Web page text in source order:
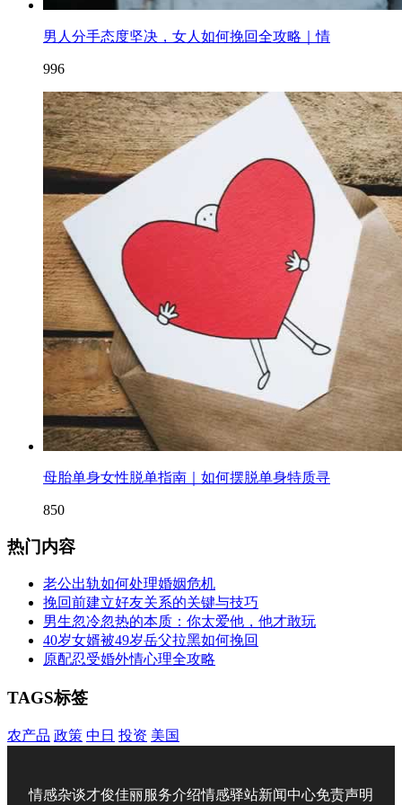
男人分手态度坚决，女人如何挽回全攻略｜情
996
母胎单身女性脱单指南｜如何摆脱单身特质寻
850
热门内容
老公出轨如何处理婚姻危机
挽回前建立好友关系的关键与技巧
男生忽冷忽热的本质：你太爱他，他才敢玩
40岁女婿被49岁岳父拉黑如何挽回
原配忍受婚外情心理全攻略
TAGS标签
农产品 政策 中日 投资 美国
情感杂谈才俊佳丽服务介绍情感驿站新闻中心免责声明